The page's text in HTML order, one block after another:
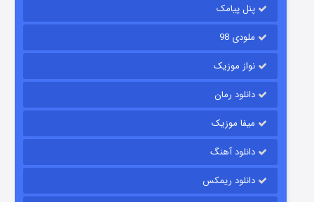
قسمت
پنل پیامک
ملودی 98
نواز موزیک
دانلود رمان
میفا موزیک
دانلود آهنگ
دانلود ریمکس